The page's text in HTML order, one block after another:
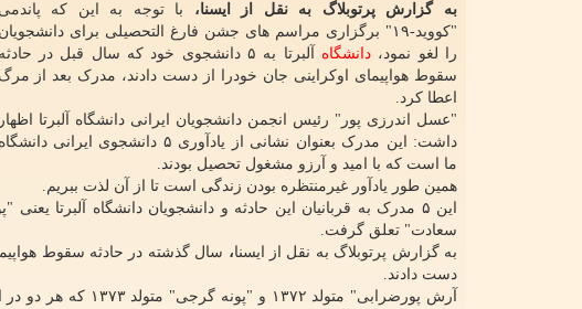
به گزارش پرتوبلاگ به نقل از ایسنا، با توجه به این که پاندمی
"کووید-۱۹" برگزاری مراسم های جشن فارغ التحصیلی برای دانشجویان
را لغو نمود،دانشگاه
آلبرتا به ۵ دانشجوی خود که سال قبل در حادثه
سقوط هواپیمای اوکراینی جان خودرا از دست دادند، مدرک بعد از مرگ
اعطا کرد.
"عسل اندرزی پور" رئیس انجمن دانشجویان ایرانی دانشگاه آلبرتا اظهار
داشت: این مدرک بعنوان نشانی از یادآوری ۵ دانشجوی ایرانی دانشگاه
ما است که با امید و آرزو مشغول تحصیل بودند.
همین طور یادآور غیرمنتظره بودن زندگی است تا از آن لذت ببریم.
این ۵ مدرک به قربانیان این حادثه و دانشجویان دانشگاه
سعادت" تعلق گرفت.
به گزارش پرتوبلاگ به نقل از ایسنا، سال گذشته در حادثه سقوط
دست دادند.